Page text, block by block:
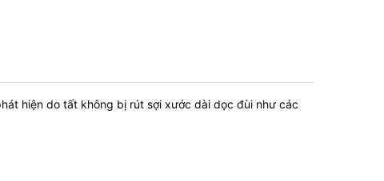
hiện do tất không bị rút sợi xước dài dọc đùi như các